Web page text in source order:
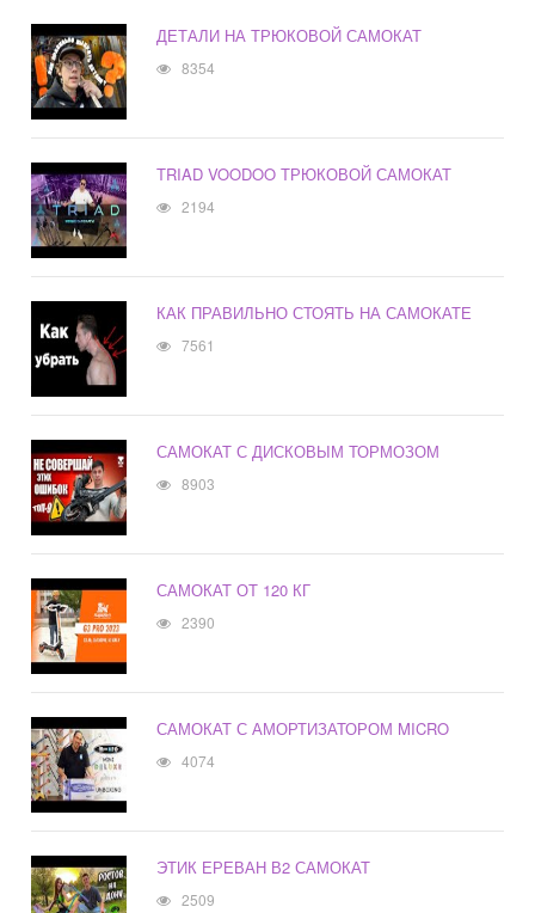
ДЕТАЛИ НА ТРЮКОВОЙ САМОКАТ
8354
TRIAD VOODOO ТРЮКОВОЙ САМОКАТ
2194
КАК ПРАВИЛЬНО СТОЯТЬ НА САМОКАТЕ
7561
САМОКАТ С ДИСКОВЫМ ТОРМОЗОМ
8903
САМОКАТ ОТ 120 КГ
2390
САМОКАТ С АМОРТИЗАТОРОМ MICRO
4074
ЭТИК ЕРЕВАН В2 САМОКАТ
2509